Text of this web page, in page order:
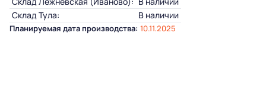
Склад Тула:
В наличии
Планируемая дата производства: 10.11.2025